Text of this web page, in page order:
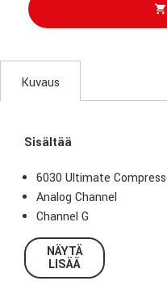
Kuvaus
Sisältää
6030 Ultimate
Analog Channel
Channel G
Channel G Compact
CompressorBank
DE555
NÄYTÄ
LISÄÄ